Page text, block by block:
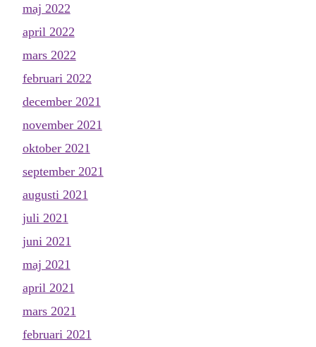
maj 2022
april 2022
mars 2022
februari 2022
december 2021
november 2021
oktober 2021
september 2021
augusti 2021
juli 2021
juni 2021
maj 2021
april 2021
mars 2021
februari 2021